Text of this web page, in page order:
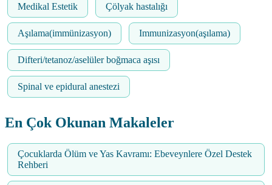
Medikal Estetik Çölyak hastalığı
Aşılama(immünizasyon) Immunizasyon(aşılama)
Difteri/tetanoz/aselüler boğmaca aşısı
Spinal ve epidural anestezi
En Çok Okunan Makaleler
Çocuklarda Ölüm ve Yas Kavramı: Ebeveynlere Özel Destek
Rehberi